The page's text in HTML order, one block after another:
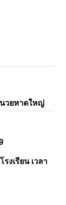
นวยหาดใหญ่
งเรียน เวลา